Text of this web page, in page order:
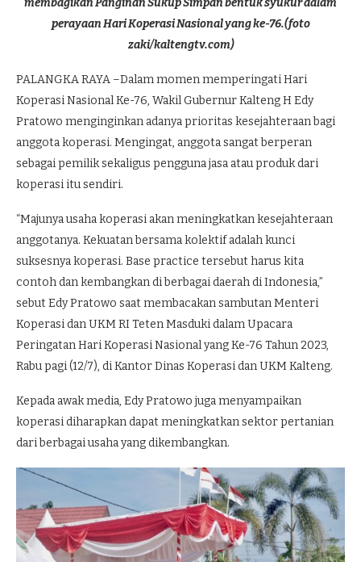
membagikan Panginan Sukup Simpan bentuk syukur dalam
perayaan Hari Koperasi Nasional yang ke-76.(foto
zaki/kaltengtv.com)
PALANGKA RAYA –Dalam momen memperingati Hari
Koperasi Nasional Ke-76, Wakil Gubernur Kalteng H Edy
Pratowo menginginkan adanya prioritas kesejahteraan bagi
anggota koperasi. Mengingat, anggota sangat berperan
sebagai pemilik sekaligus pengguna jasa atau produk dari
koperasi itu sendiri.
“Majunya usaha koperasi akan meningkatkan kesejahteraan
anggotanya. Kekuatan bersama kolektif adalah kunci
suksesnya koperasi. Base practice tersebut harus kita
contoh dan kembangkan di berbagai daerah di Indonesia,”
sebut Edy Pratowo saat membacakan sambutan Menteri
Koperasi dan UKM RI Teten Masduki dalam Upacara
Peringatan Hari Koperasi Nasional yang Ke-76 Tahun 2023,
Rabu pagi (12/7), di Kantor Dinas Koperasi dan UKM Kalteng.
Kepada awak media, Edy Pratowo juga menyampaikan
koperasi diharapkan dapat meningkatkan sektor pertanian
dari berbagai usaha yang dikembangkan.